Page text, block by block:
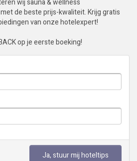
wij sauna & wellness
de beste prijs-kwaliteit. Krijg gratis
van onze hotelexpert!
op je eerste boeking!
Ja, stuur mij hoteltips